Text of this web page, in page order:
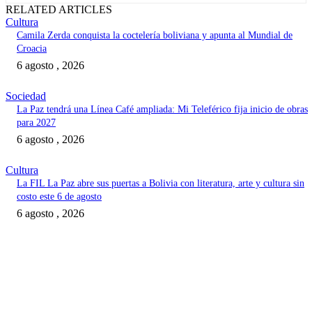
RELATED ARTICLES
Cultura
Camila Zerda conquista la coctelería boliviana y apunta al Mundial de
Croacia
6 agosto , 2026
Sociedad
La Paz tendrá una Línea Café ampliada: Mi Teleférico fija inicio de obras
para 2027
6 agosto , 2026
Cultura
La FIL La Paz abre sus puertas a Bolivia con literatura, arte y cultura sin
costo este 6 de agosto
6 agosto , 2026